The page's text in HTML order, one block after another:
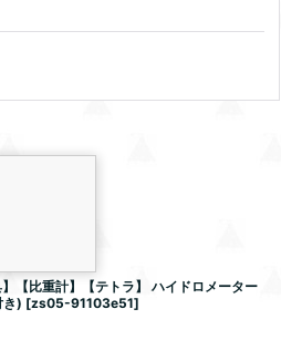
【比重計】【テトラ】 ハイドロメーター
き) [zs05-91103e51]